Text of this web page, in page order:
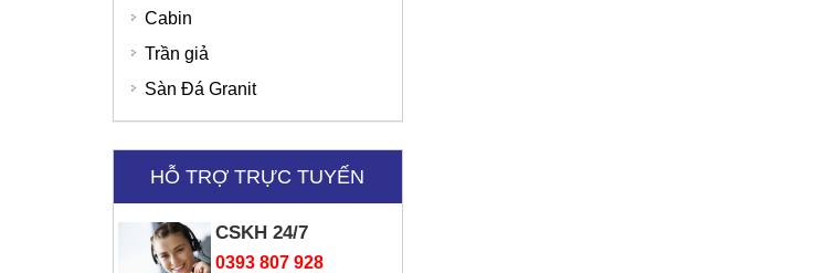
Thời trang Torano - Tô Vĩnh Diện
Cabin
Trần giả
Sàn Đá Granit
HỖ TRỢ TRỰC TUYẾN
CSKH 24/7
0393 807 928